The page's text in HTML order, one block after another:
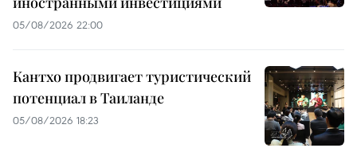
05/08/2026 22:00
Кантхо продвигает туристический
потенциал в Таиланде
05/08/2026 18:23